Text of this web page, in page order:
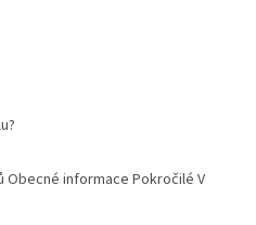
Obecné informace Pokročilé V